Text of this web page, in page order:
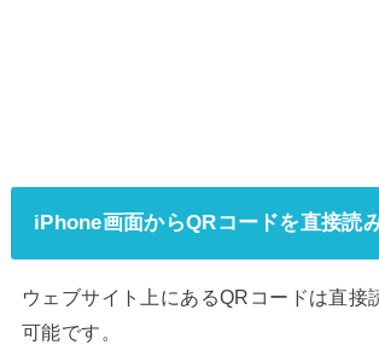
iPhone画面からQRコードを直接読
ウェブサイト上にあるQRコードは直接
可能です。